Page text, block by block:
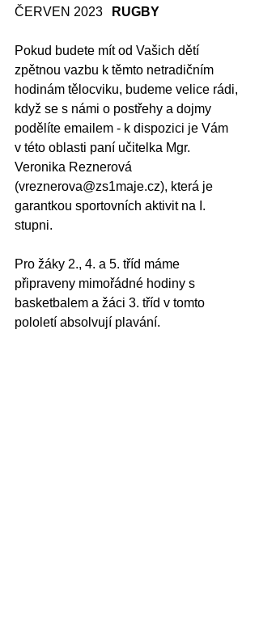
RUGBY
Pokud budete mít od Vašich dětí
zpětnou vazbu k těmto netradičním
hodinám tělocviku, budeme velice rádi,
když se s námi o postřehy a dojmy
podělíte emailem - k dispozici je Vám
v této oblasti paní učitelka Mgr.
Veronika Reznerová
(vreznerova@zs1maje.cz), která je
garantkou sportovních aktivit na I.
stupni.
Pro žáky 2., 4. a 5. tříd máme
připraveny mimořádné hodiny s
basketbalem a žáci 3. tříd v tomto
pololetí absolvují plavání.